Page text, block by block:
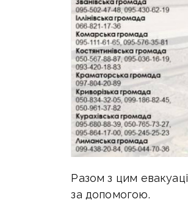
Разом з цим
за допомогою.